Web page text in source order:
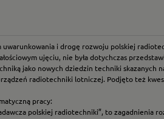
i drogę rozwoju polskiej
ujęciu, nie była dotychczas
jako nowych dziedzin techniki skazanych
radiotechniki lotniczej. Podjęto też
pracy:
polskiej radiotechniki”, to zagadnienia